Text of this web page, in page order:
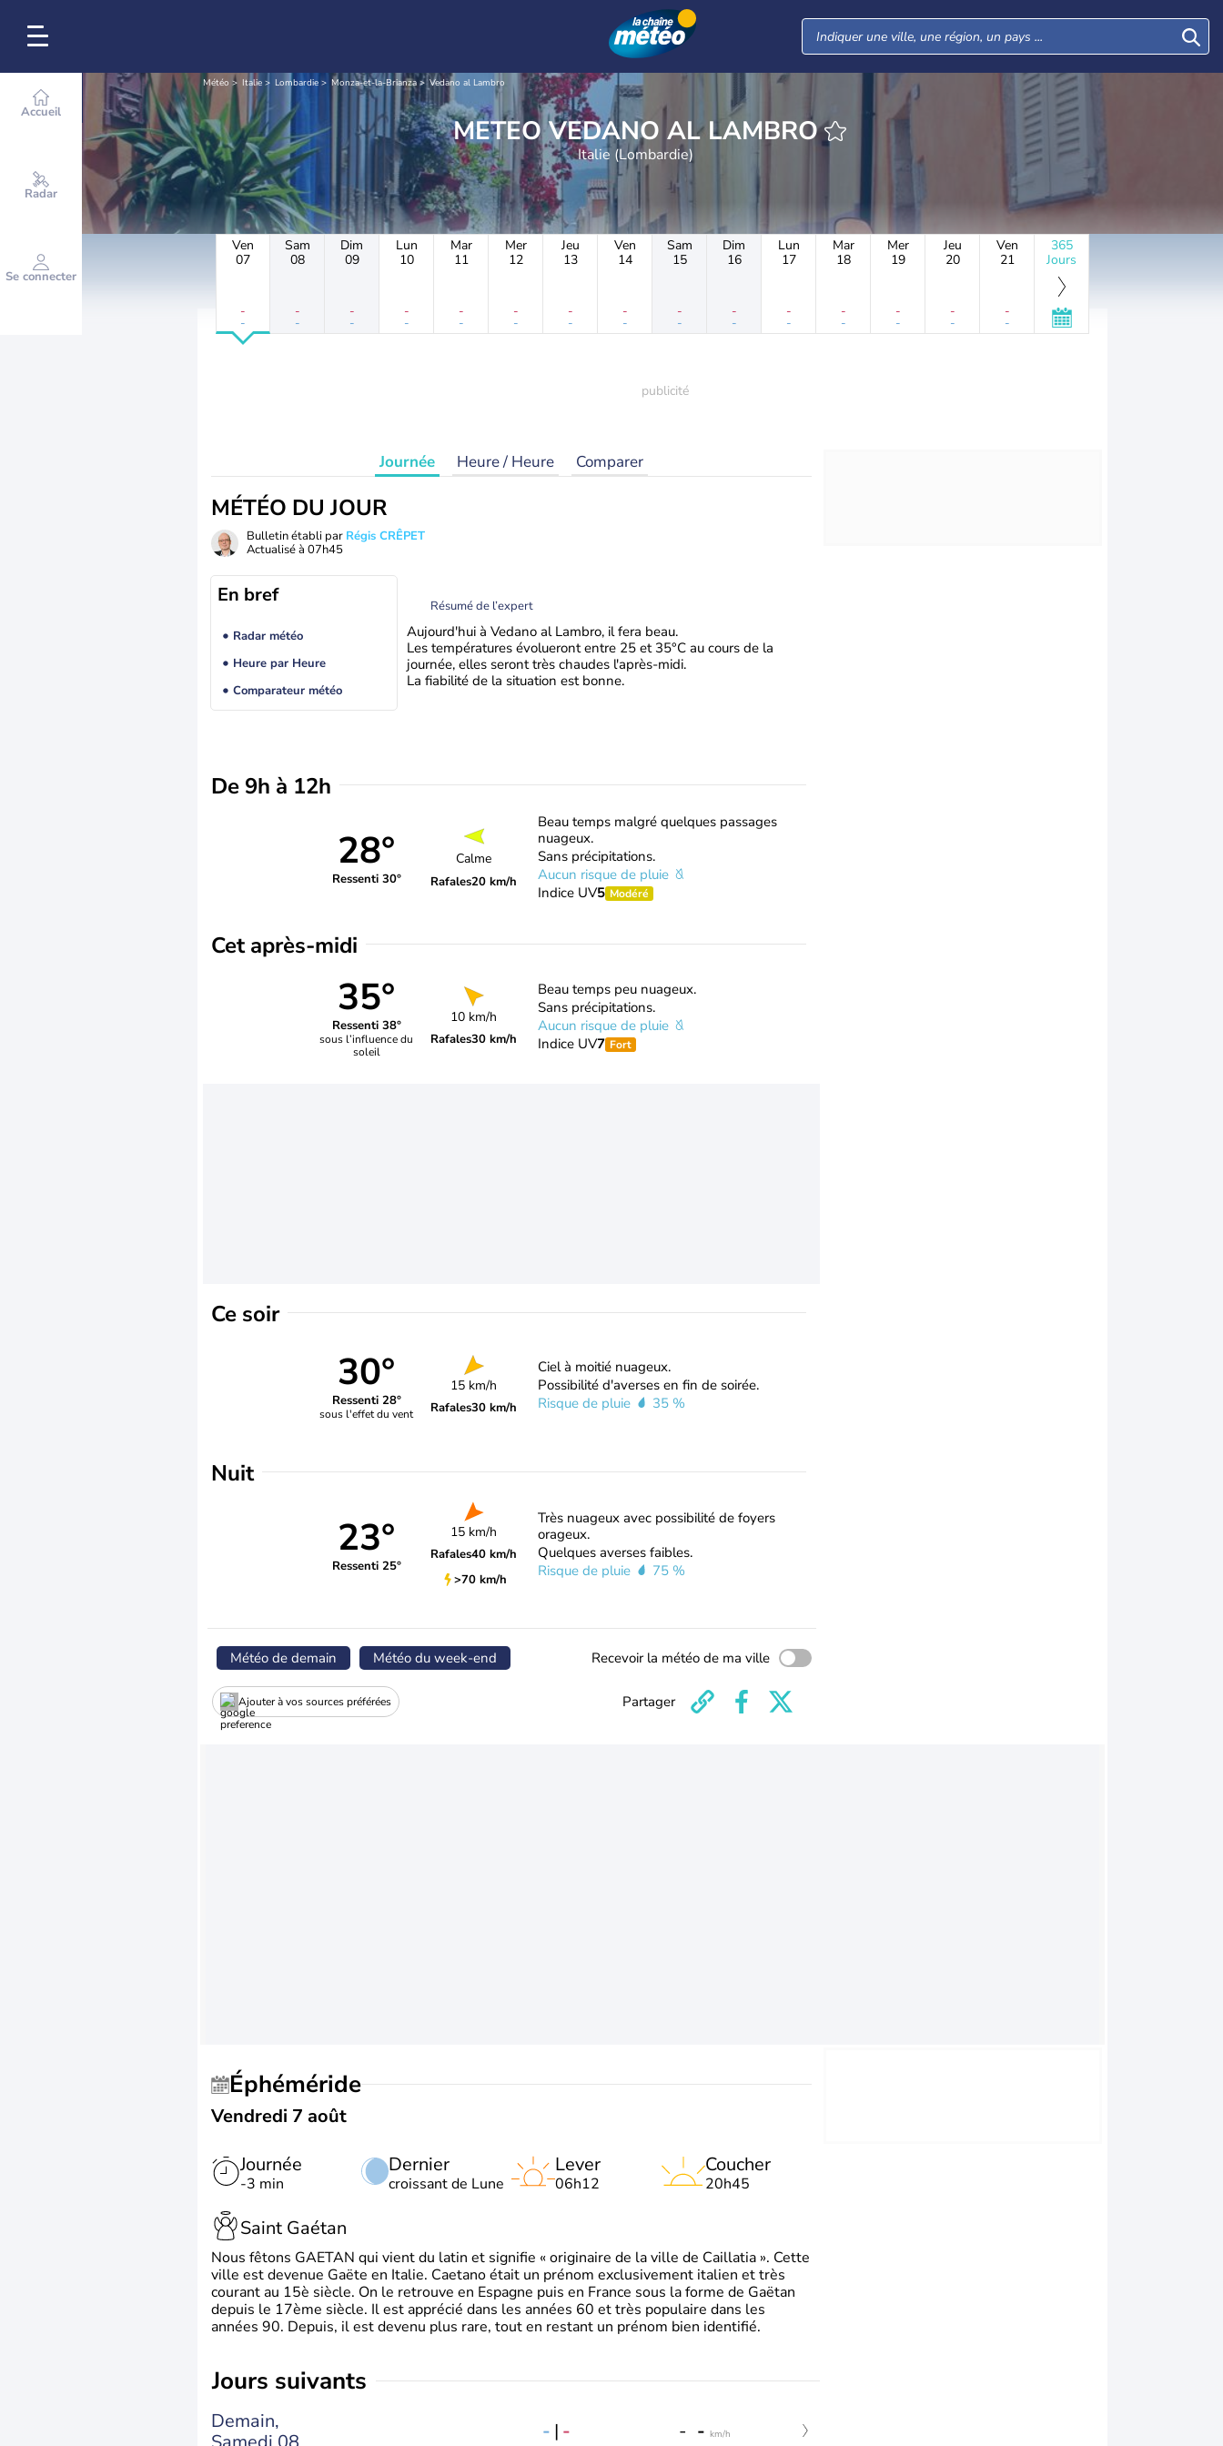
Accueil
Radar
Se connecter
Météo Italie Lombardie Monza-et-la-Brianza Vedano al Lambro
METEO VEDANO AL LAMBRO
Italie (Lombardie)
Ven
07
-
-
Sam
08
-
-
Dim
09
-
-
Lun
10
-
-
Mar
11
-
-
Mer
12
-
-
Jeu
13
-
-
Ven
14
-
-
Sam
15
-
-
Dim
16
-
-
Lun
17
-
-
Mar
18
-
-
Mer
19
-
-
Jeu
20
-
-
Ven
21
-
-
365
Jours
Journée Heure / Heure Comparer
MÉTÉO DU JOUR
Bulletin établi par Régis CRÊPET
Actualisé à 07h45
En bref
Radar météo
Heure par Heure
Comparateur météo
Résumé de l’expert
Aujourd'hui à Vedano al Lambro, il fera beau.
Les températures évolueront entre 25 et 35°C au cours de la
journée, elles seront très chaudes l'après-midi.
La fiabilité de la situation est bonne.
De 9h à 12h
28°
Ressenti 30°
Calme
Rafales20 km/h
Beau temps malgré quelques passages
nuageux.
Sans précipitations.
Aucun risque de pluie
Indice UV5 Modéré
Cet après-midi
35°
Ressenti 38°
sous l’influence du
soleil
10 km/h
Rafales30 km/h
Beau temps peu nuageux.
Sans précipitations.
Aucun risque de pluie
Indice UV7 Fort
Ce soir
30°
Ressenti 28°
sous l'effet du vent
15 km/h
Rafales30 km/h
Ciel à moitié nuageux.
Possibilité d'averses en fin de soirée.
Risque de pluie
35 %
Nuit
23°
Ressenti 25°
15 km/h
Rafales40 km/h
>70 km/h
Très nuageux avec possibilité de foyers
orageux.
Quelques averses faibles.
Risque de pluie
75 %
Météo de demain Météo du week-end Recevoir la météo de ma ville
Ajouter à vos sources préférées Partager
Éphéméride
Vendredi 7 août
Journée
-3 min
Dernier
croissant de Lune
Lever
06h12
Coucher
20h45
Saint Gaétan
Nous fêtons GAETAN qui vient du latin et signifie « originaire de la ville de Caillatia ». Cette
ville est devenue Gaëte en Italie. Caetano était un prénom exclusivement italien et très
courant au 15è siècle. On le retrouve en Espagne puis en France sous la forme de Gaëtan
depuis le 17ème siècle. Il est apprécié dans les années 60 et très populaire dans les
années 90. Depuis, il est devenu plus rare, tout en restant un prénom bien identifié.
jours suivants
Demain,
- | - - - km/h